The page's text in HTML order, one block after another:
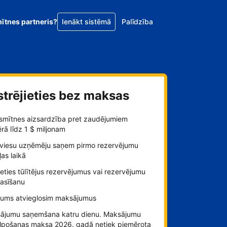
partneris? Ienākt sistēmā Palīdzība
bez maksas
aizsardzība pret zaudējumiem
līdz 1 $ miljonam
uzņēmēju saņem pirmo rezervējumu
laikā
tūlītējus rezervējumus vai rezervējumu
atvieglosim maksājumus
saņemšana katru dienu. Maksājumu
maksa 2026. gadā netiek piemērota